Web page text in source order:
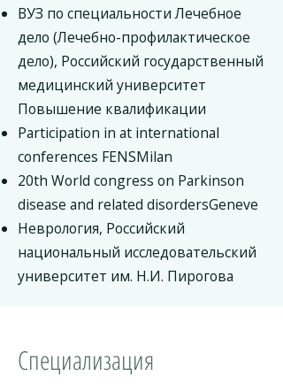
ВУЗ по специальности Лечебное
дело (Лечебно-профилактическое
дело), Российский государственный
медицинский университет
Повышение квалификации
Participation in at international
conferences FENSMilan
20th World congress on Parkinson
disease and related disordersGeneve
Неврология, Российский
национальный исследовательский
университет им. Н.И. Пирогова
Специализация